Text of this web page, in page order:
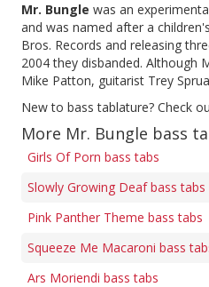
Mr. Bungle was an
and was named after a
Bros. Records and releasing
2004 they disbanded. Although
Mike Patton, guitarist Trey
New to bass tablature? Check
More Mr. Bungle bass
Girls Of Porn bass tabs
Slowly Growing Deaf bass tabs
Pink Panther Theme bass tabs
Squeeze Me Macaroni bass
Ars Moriendi bass tabs